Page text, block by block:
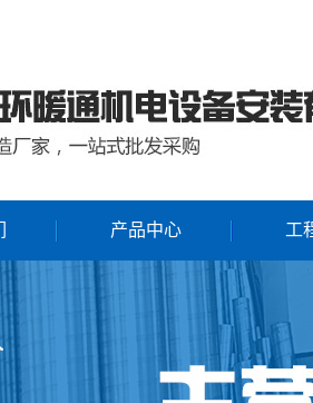
产品中心
上海螺旋风管
工